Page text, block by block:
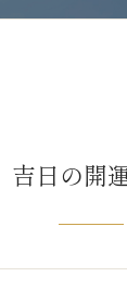
吉日の開